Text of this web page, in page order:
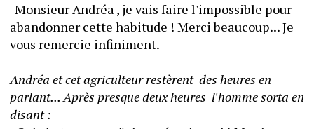
-Monsieur Andréa , je vais faire l'impossible pour
abandonner cette habitude ! Merci beaucoup... Je
Andréa et cet agriculteur restèrent  des heures en
parlant... Après presque deux heures  l'homme sorta en
disant :